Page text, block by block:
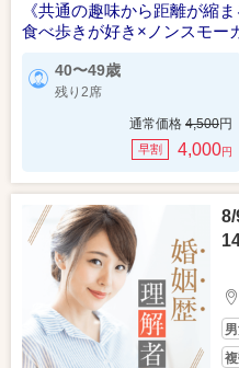
《共通の趣味から距離が縮ま
食べ歩きが好き×ノンスモー
40〜49歳
残り2席
通常価格 4,500円
早割 4,000円
8/